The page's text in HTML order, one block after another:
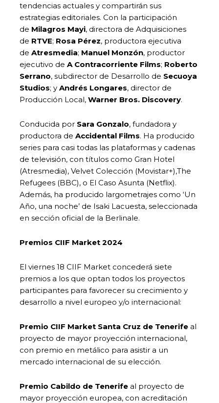
tendencias actuales y compartirán sus
estrategias editoriales. Con la participación
de Milagros Mayi, directora de Adquisiciones
de RTVE; Rosa Pérez, productora ejecutiva
de Atresmedia; Manuel Monzón, productor
ejecutivo de A Contracorriente Films; Roberto
Serrano, subdirector de Desarrollo de Secuoya
Studios; y Andrés Longares, director de
Producción Local, Warner Bros. Discovery.
Conducida por Sara Gonzalo, fundadora y
productora de Accidental Films. Ha producido
series para casi todas las plataformas y cadenas
de televisión, con títulos como Gran Hotel
(Atresmedia), Velvet Colección (Movistar+),The
Refugees (BBC), o El Caso Asunta (Netflix).
Además, ha producido largometrajes como ‘Un
Año, una noche’ de Isaki Lacuesta, seleccionada
en sección oficial de la Berlinale.
Premios CIIF Market 2024
El viernes 18 CIIF Market concederá siete
premios a los que optan todos los proyectos
participantes para favorecer su crecimiento y
desarrollo a nivel europeo y/o internacional:
Premio CIIF Market Santa Cruz de Tenerife al
proyecto de mayor proyección internacional,
con premio en metálico para asistir a un
mercado internacional de su elección.
Premio Cabildo de Tenerife al proyecto de
mayor proyección europea, con acreditación